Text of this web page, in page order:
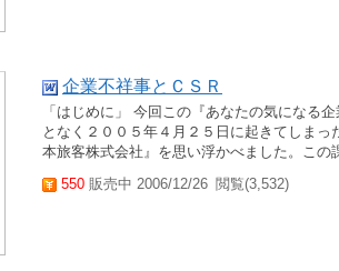
企業不祥事とＣＳＲ
「はじめに」 今回この『あなたの気になる
となく２００５年４月２５日に起きてしま
本旅客株式会社』を思い浮かべました。こ
550 販売中 2006/12/26 閲覧(3,532)